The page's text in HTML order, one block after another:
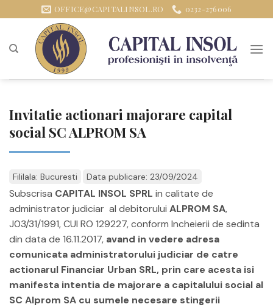
conținut
OFFICE@CAPITALINSOL.RO 0232-276006
Invitatie actionari majorare capital
social SC ALPROM SA
Fililala: Bucuresti Data publicare: 23/09/2024
Subscrisa CAPITAL INSOL SPRL in calitate de
administrator judiciar al debitorului ALPROM SA,
J03/31/1991, CUI RO 129227, conform Incheierii de sedinta
din data de 16.11.2017, avand in vedere adresa
comunicata administratorului judiciar de catre
actionarul Financiar Urban SRL, prin care acesta isi
manifesta intentia de majorare a capitalului social al
SC Alprom SA cu sumele necesare stingerii